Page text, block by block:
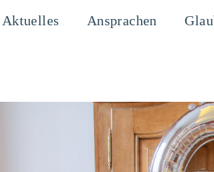
Aktuelles Ansprachen